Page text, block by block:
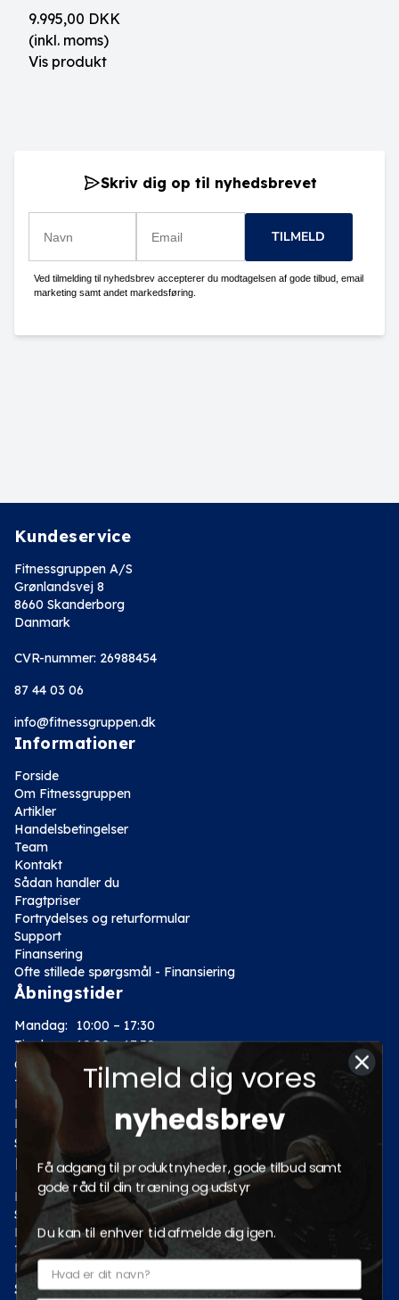
9.995,00 DKK
(inkl. moms)
Vis produkt
Skriv dig op til nyhedsbrevet
TILMELD
Ved tilmelding til nyhedsbrev accepterer du modtagelsen af gode tilbud, email
marketing samt andet markedsføring.
Kundeservice
Fitnessgruppen A/S
Grønlandsvej 8
8660 Skanderborg
Danmark
CVR-nummer: 26988454
87 44 03 06
info@fitnessgruppen.dk
Informationer
Forside
Om Fitnessgruppen
Artikler
Handelsbetingelser
Team
Kontakt
Sådan handler du
Fragtpriser
Fortrydelses og returformular
Support
Finansering
Ofte stillede spørgsmål - Finansiering
Åbningstider
Mandag:
10:00 – 17:30
Tirsdag: 10:00 – 17:30
Onsdag:
10:00 – 17:30
Torsdag:
10:00 – 17:30
Fredag:
Lørdag:
10:00 – 14:00
Søndag: Lukket
Kategorier
Motion
Styrketræning
Fitness
Tilbud
Pro fitnessudstyr
Sociale medier
Tilmeld dig vores
nyhedsbrev
Få adgang til produktnyheder, gode tilbud samt
gode råd til din træning og udstyr
Du kan til enhver tid afmelde dig igen.